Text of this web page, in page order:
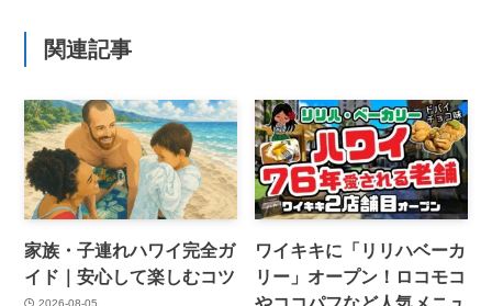
関連記事
家族・子連れハワイ完全ガ
イド｜安心して楽しむコツ
2026-08-05
ワイキキに「リリハベーカ
リー」オープン！ロコモコ